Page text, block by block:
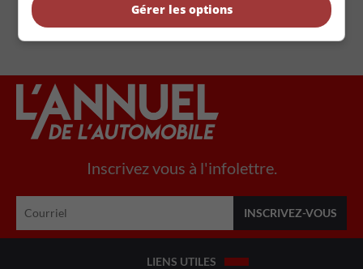
Inscrivez vous à l'infolettre.
LIENS UTILES
Gérer les options